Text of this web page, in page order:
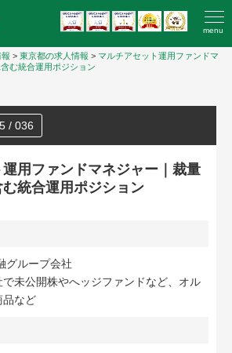
menu
> 東京都の求人情報 > マルチアセット運用ファンドマ
む統合運用ポジション
/ 036
用ファンドマネジャー｜裁量
統合運用ポジション
グループ会社
未公開株やへッジファンドなど、オル
品など